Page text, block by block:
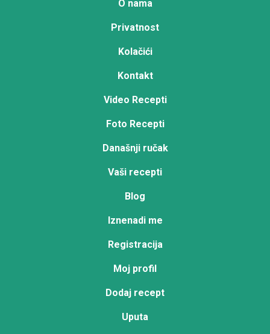
O nama
Privatnost
Kolačići
Kontakt
Video Recepti
Foto Recepti
Današnji ručak
Vaši recepti
Blog
Iznenadi me
Registracija
Moj profil
Dodaj recept
Uputa